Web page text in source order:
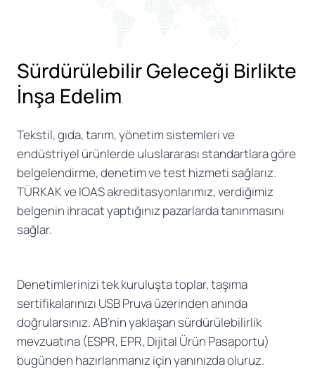
Sürdürülebilir Geleceği Birlikte
İnşa Edelim
Tekstil, gıda, tarım, yönetim sistemleri ve
endüstriyel ürünlerde uluslararası standartlara göre
belgelendirme, denetim ve test hizmeti sağlarız.
TÜRKAK ve IOAS akreditasyonlarımız, verdiğimiz
belgenin ihracat yaptığınız pazarlarda tanınmasını
sağlar.
Denetimlerinizi tek kuruluşta toplar, taşıma
sertifikalarınızı USB Pruva üzerinden anında
doğrularsınız. AB’nin yaklaşan sürdürülebilirlik
mevzuatına (ESPR, EPR, Dijital Ürün Pasaportu)
bugünden hazırlanmanız için yanınızda oluruz.